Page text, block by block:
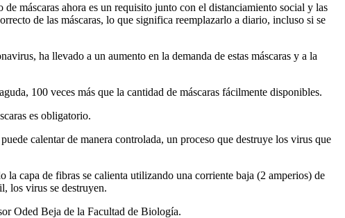
máscaras ahora es un requisito junto con el distanciamiento social y las
de las máscaras, lo que significa reemplazarlo a diario, incluso si se
ha llevado a un aumento en la demanda de estas máscaras y a la
100 veces más que la cantidad de máscaras fácilmente disponibles.
es obligatorio.
calentar de manera controlada, un proceso que destruye los virus que
la capa de fibras se calienta utilizando una corriente baja (2 amperios) de
los virus se destruyen.
Oded Beja de la Facultad de Biología.